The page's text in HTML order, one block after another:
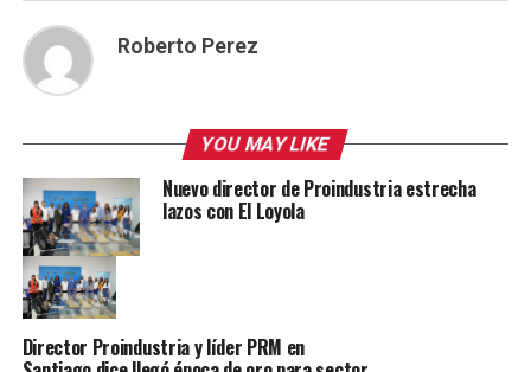
Roberto Perez
YOU MAY LIKE
Nuevo director de Proindustria estrecha
lazos con El Loyola
Director Proindustria y líder PRM en